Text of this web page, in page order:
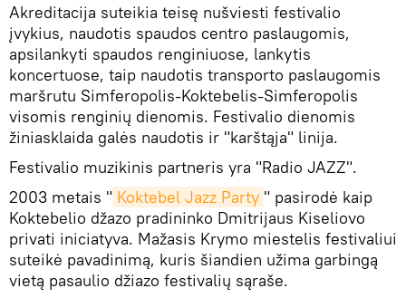
Akreditacija suteikia teisę nušviesti festivalio
įvykius, naudotis spaudos centro paslaugomis,
apsilankyti spaudos renginiuose, lankytis
koncertuose, taip naudotis transporto paslaugomis
maršrutu Simferopolis-Koktebelis-Simferopolis
visomis renginių dienomis. Festivalio dienomis
žiniasklaida galės naudotis ir "karštąja" linija.
Festivalio muzikinis partneris yra "Radio JAZZ".
2003 metais " Koktebel Jazz Party " pasirodė kaip
Koktebelio džazo pradininko Dmitrijaus Kiseliovo
privati iniciatyva. Mažasis Krymo miestelis festivaliui
suteikė pavadinimą, kuris šiandien užima garbingą
vietą pasaulio džiazo festivalių sąraše.